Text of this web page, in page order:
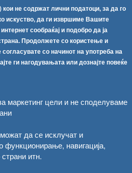
не содржат лични податоци, за да го
искуство, да ги извршиме Вашите
сообраќај и подобро да ја
Продолжете со користење и
со начинот на употреба на
ги нагодувањата или дознајте повеќе
маркетинг цели и не споделуваме
да се исклучат и
функционирање, навигација,
итн.